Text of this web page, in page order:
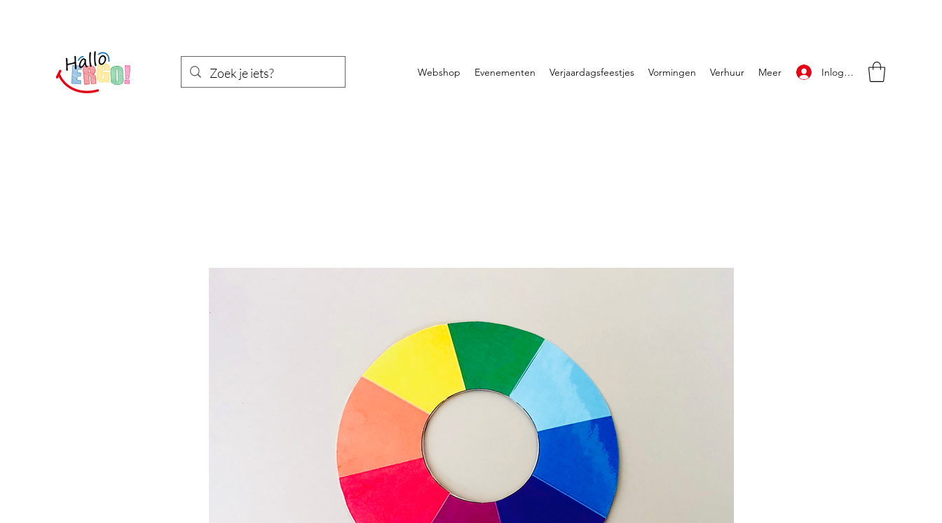
Inloggen
Webshop Evenementen Verjaardagsfeestjes Vormingen Verhuur Meer